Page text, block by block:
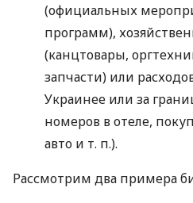
(официальных
программ),
(канцтовары,
запчасти) или
Украинее или за
номеров в отеле,
авто и т. п.).
Рассмотрим два примера